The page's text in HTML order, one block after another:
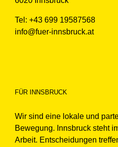
Tel: +43 699 19587568
info@fuer-innsbruck.at
FÜR INNSBRUCK
Wir sind eine lokale und
Bewegung. Innsbruck steht
Arbeit. Entscheidungen